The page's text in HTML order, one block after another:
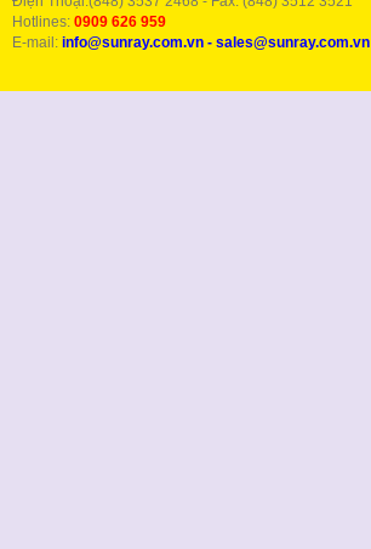
Hotlines: 0909 626 959
E-mail: info@sunray.com.vn - sales@sunray.com.vn